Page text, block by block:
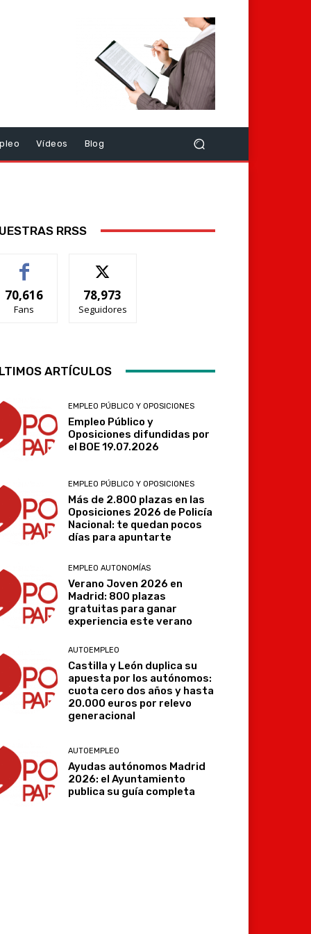
Vídeos Blog
RRSS
70,616
Fans
78,973
Seguidores
ARTÍCULOS
EMPLEO PÚBLICO Y OPOSICIONES
Empleo Público y
Oposiciones difundidas por
el BOE 19.07.2026
EMPLEO PÚBLICO Y OPOSICIONES
Más de 2.800 plazas en las
Oposiciones 2026 de Policía
Nacional: te quedan pocos
días para apuntarte
EMPLEO AUTONOMÍAS
Verano Joven 2026 en
Madrid: 800 plazas
gratuitas para ganar
experiencia este verano
AUTOEMPLEO
Castilla y León duplica su
apuesta por los autónomos:
cuota cero dos años y hasta
20.000 euros por relevo
generacional
AUTOEMPLEO
Ayudas autónomos Madrid
2026: el Ayuntamiento
publica su guía completa